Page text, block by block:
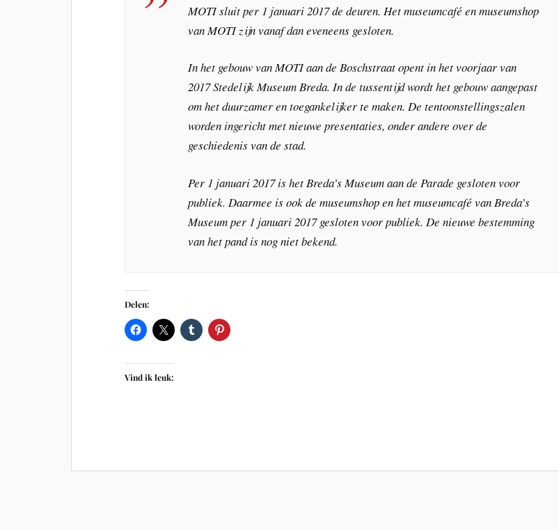
MOTI sluit per 1 januari 2017 de deuren. Het museumcafé en museumshop
van MOTI zijn vanaf dan eveneens gesloten.
In het gebouw van MOTI aan de Boschstraat opent in het voorjaar van
2017 Stedelijk Museum Breda. In de tussentijd wordt het gebouw aangepast
om het duurzamer en toegankelijker te maken. De tentoonstellingszalen
worden ingericht met nieuwe presentaties, onder andere over de
geschiedenis van de stad.
Per 1 januari 2017 is het Breda’s Museum aan de Parade gesloten voor
publiek. Daarmee is ook de museumshop en het museumcafé van Breda’s
Museum per 1 januari 2017 gesloten voor publiek. De nieuwe bestemming
van het pand is nog niet bekend.
Delen:
Vind ik leuk: